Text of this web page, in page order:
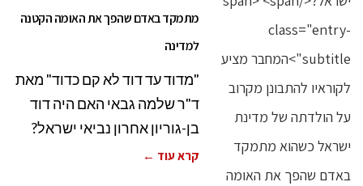
מתמקד באדם שהפך את האומה הקטנה
למדינה
"מדוד עד דוד לא קם כדוד" מאת
ד"ר שלמה גבאי האם היה דוד
בן-גוריון אחרון נביאי ישראל?
קרא עוד ←